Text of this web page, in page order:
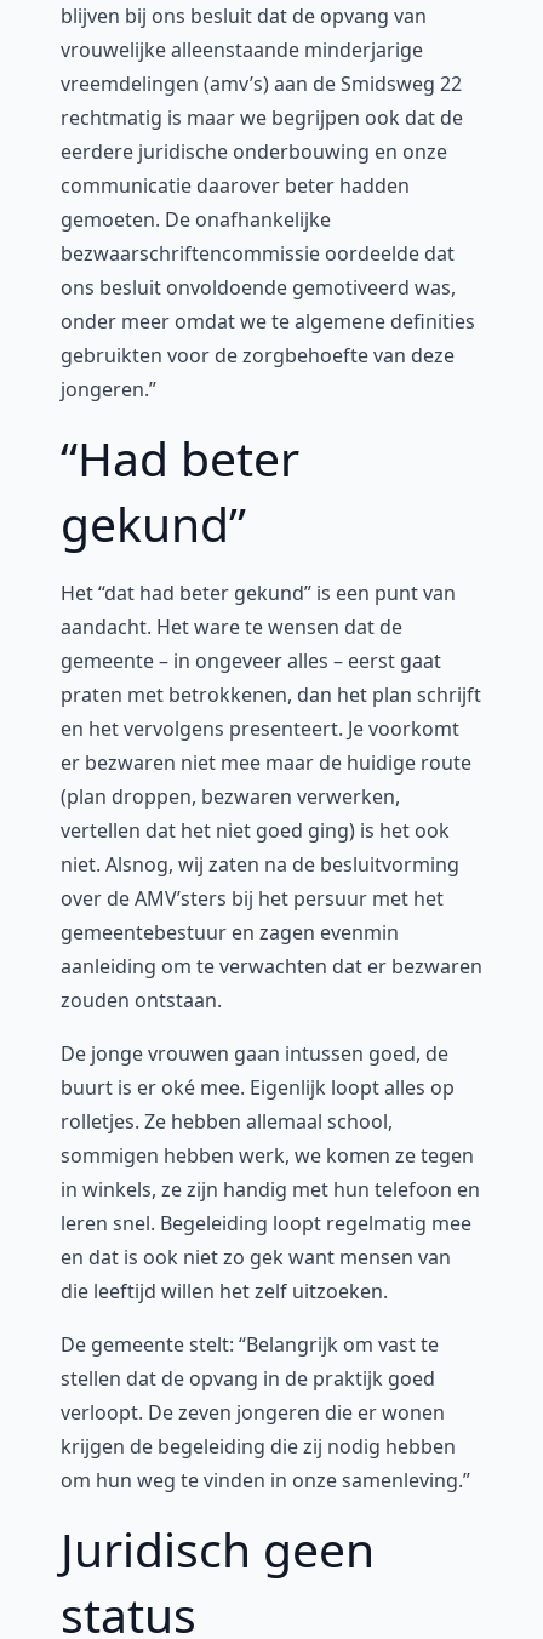
blijven bij ons besluit dat de opvang van
vrouwelijke alleenstaande minderjarige
vreemdelingen (amv’s) aan de Smidsweg 22
rechtmatig is maar we begrijpen ook dat de
eerdere juridische onderbouwing en onze
communicatie daarover beter hadden
gemoeten. De onafhankelijke
bezwaarschriftencommissie oordeelde dat
ons besluit onvoldoende gemotiveerd was,
onder meer omdat we te algemene definities
gebruikten voor de zorgbehoefte van deze
jongeren.”
“Had beter
gekund”
Het “dat had beter gekund” is een punt van
aandacht. Het ware te wensen dat de
gemeente – in ongeveer alles – eerst gaat
praten met betrokkenen, dan het plan schrijft
en het vervolgens presenteert. Je voorkomt
er bezwaren niet mee maar de huidige route
(plan droppen, bezwaren verwerken,
vertellen dat het niet goed ging) is het ook
niet. Alsnog, wij zaten na de besluitvorming
over de AMV’sters bij het persuur met het
gemeentebestuur en zagen evenmin
aanleiding om te verwachten dat er bezwaren
zouden ontstaan.
De jonge vrouwen gaan intussen goed, de
buurt is er oké mee. Eigenlijk loopt alles op
rolletjes. Ze hebben allemaal school,
sommigen hebben werk, we komen ze tegen
in winkels, ze zijn handig met hun telefoon en
leren snel. Begeleiding loopt regelmatig mee
en dat is ook niet zo gek want mensen van
die leeftijd willen het zelf uitzoeken.
De gemeente stelt: “Belangrijk om vast te
stellen dat de opvang in de praktijk goed
verloopt. De zeven jongeren die er wonen
krijgen de begeleiding die zij nodig hebben
om hun weg te vinden in onze samenleving.”
Juridisch geen
status